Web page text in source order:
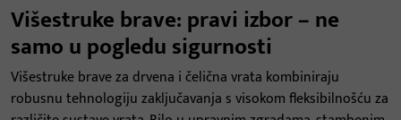
Višestruke brave: pravi izbor – ne
samo u pogledu sigurnosti
Višestruke brave za drvena i čelična vrata kombiniraju
robusnu tehnologiju zaključavanja s visokom fleksibilnošću za